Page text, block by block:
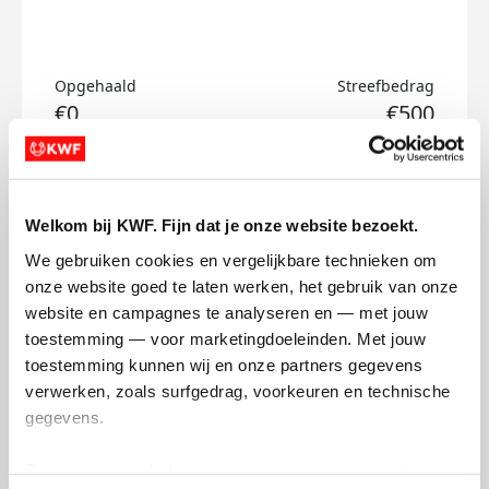
Welkom bij KWF. Fijn dat je onze website bezoekt.
We gebruiken cookies en vergelijkbare technieken om
onze website goed te laten werken, het gebruik van onze
website en campagnes te analyseren en — met jouw
toestemming — voor marketingdoeleinden. Met jouw
toestemming kunnen wij en onze partners gegevens
verwerken, zoals surfgedrag, voorkeuren en technische
gegevens.
Opgehaald
€0
Streefbedrag
€500
Doneer
Mitchell's badges